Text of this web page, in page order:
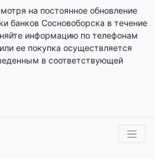
на постоянное обновление
банков Сосновоборска в течение
информацию по телефонам
ее покупка осуществляется
в соответствующей